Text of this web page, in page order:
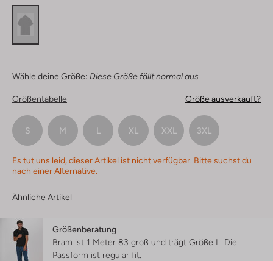
Wähle deine Größe: Diese Größe fällt normal aus
Größentabelle Größe ausverkauft?
S M L XL XXL 3XL
Es tut uns leid, dieser Artikel ist nicht verfügbar. Bitte suchst du
nach einer Alternative.
Ähnliche Artikel
Größenberatung
Bram ist 1 Meter 83 groß und trägt Größe L. Die
Passform ist regular fit